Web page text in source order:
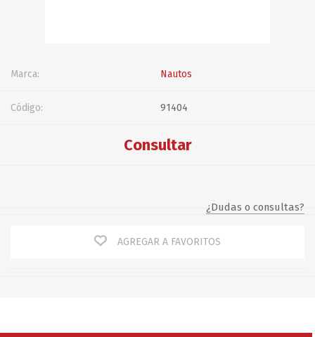
Marca: Nautos
Código: 91404
Consultar
¿Dudas o consultas?
AGREGAR A FAVORITOS